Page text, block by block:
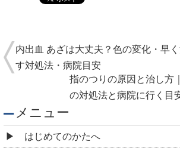
内出血 あざは大丈夫？色の変化・早
す対処法・病院目安
指のつりの原因と治し方
の対処法と病院に行く目
メニュー
はじめてのかたへ